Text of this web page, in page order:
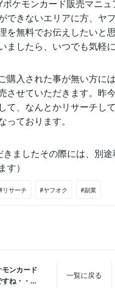
ケモンカード販売マニ
できないエリアに方、ヤ
を無料でお伝えしたいと
ましたら、いつでも気軽
購入された事が無い方に
させていただきます。昨
て、なんとかリサーチし
っております。
ましたその際には、別
す）
リサーチ #ヤフオク #副業
ンカード
ね・・...
一覧に戻る